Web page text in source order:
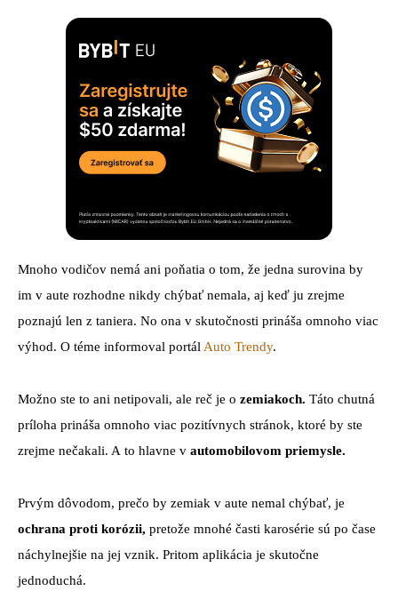
Mnoho vodičov nemá ani poňatia o tom, že jedna surovina by
im v aute rozhodne nikdy chýbať nemala, aj keď ju zrejme
poznajú len z taniera. No ona v skutočnosti prináša omnoho viac
výhod. O téme informoval portálAuto Trendy.
Možno ste to ani netipovali, ale reč je o zemiakoch. Táto chutná
príloha prináša omnoho viac pozitívnych stránok, ktoré by ste
zrejme nečakali. A to hlavne v automobilovom priemysle.
Prvým dôvodom, prečo by zemiak v aute nemal chýbať, je
ochrana proti korózii, pretože mnohé časti karosérie sú po čase
náchylnejšie na jej vznik. Pritom aplikácia je skutočne
jednoduchá.